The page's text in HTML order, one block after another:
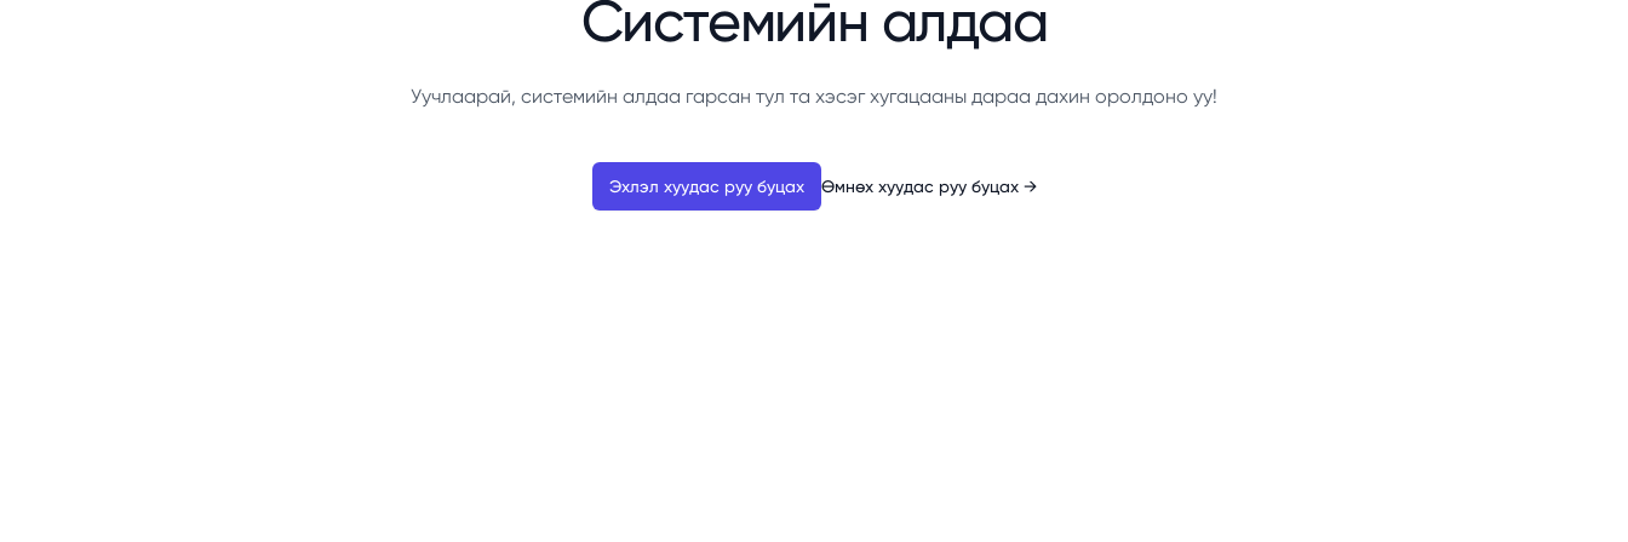
Системийн алдаа
Уучлаарай, системийн алдаа гарсан тул та хэсэг хугацааны дараа дахин оролдоно уу!
Эхлэл хуудас руу буцах Өмнөх хуудас руу буцах →